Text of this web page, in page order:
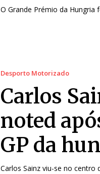
O Grande Prémio da Hungria
Desporto Motorizado
Carlos
noted
GP da
Carlos Sainz viu-se no centro